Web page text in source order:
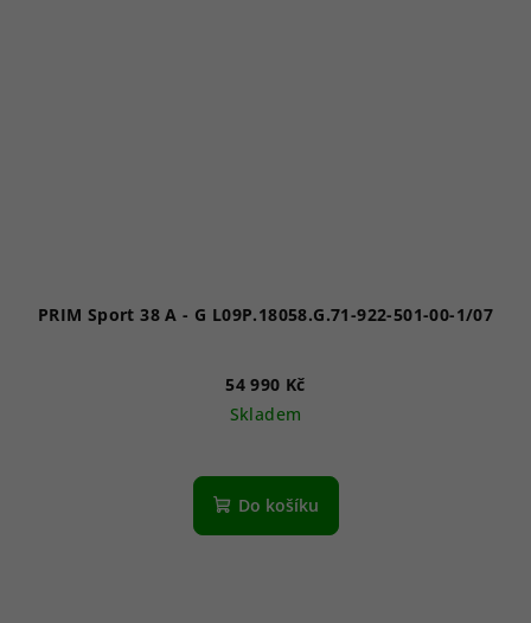
PRIM Sport 38 A - G L09P.18058.G.71-922-501-00-1/07
54 990 Kč
Skladem
Do košíku